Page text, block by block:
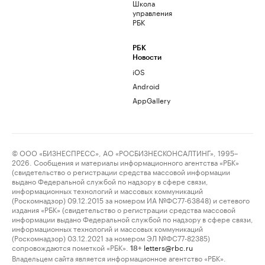
Школа
управления
РБК
РБК
Новости
iOS
Android
AppGallery
© ООО «БИЗНЕСПРЕСС», АО «РОСБИЗНЕСКОНСАЛТИНГ», 1995–
2026. Сообщения и материалы информационного агентства «РБК»
(свидетельство о регистрации средства массовой информации
выдано Федеральной службой по надзору в сфере связи,
информационных технологий и массовых коммуникаций
(Роскомнадзор) 09.12.2015 за номером ИА №ФС77-63848) и сетевого
издания «РБК» (свидетельство о регистрации средства массовой
информации выдано Федеральной службой по надзору в сфере связи,
информационных технологий и массовых коммуникаций
(Роскомнадзор) 03.12.2021 за номером ЭЛ №ФС77-82385)
сопровождаются пометкой «РБК».
18+ letters@rbc.ru
Владельцем сайта является информационное агентство «РБК».